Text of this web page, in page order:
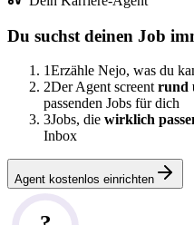
Du suchst deinen Job
1Erzähle Nejo, was du
2Der Agent screent rund
passenden Jobs für dich
3Jobs, die wirklich
Inbox
Agent kostenlos einrichten